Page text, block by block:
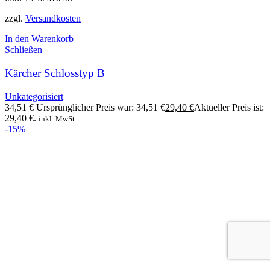
zzgl. Versandkosten
In den Warenkorb
Schließen
Kärcher Schlosstyp B
Unkategorisiert
34,51€ Ursprünglicher Preis war: 34,51 €29,40 €Aktueller Preis ist:
29,40 €. inkl. MwSt.
-15%